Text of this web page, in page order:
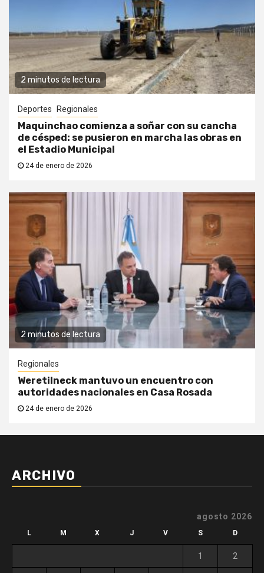
2 minutos de lectura
Deportes Regionales
Maquinchao comienza a soñar con su cancha
de césped: se pusieron en marcha las obras en
el Estadio Municipal
24 de enero de 2026
2 minutos de lectura
Regionales
Weretilneck mantuvo un encuentro con
autoridades nacionales en Casa Rosada
24 de enero de 2026
ARCHIVO
agosto 2026
L M X J V S D
1 2